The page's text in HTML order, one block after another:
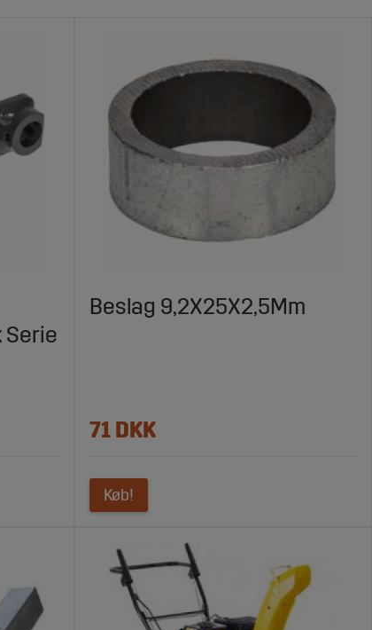
kraftfuldt værktøj, der klarer store mængder sne
sneslynger er bygget til at tåle landbrugets hårde
der sikrer en glat og jævn snerydning.
til at klare landbrugets hårde vinterforhold. 3.
af høj kvalitet og hurtig levering er
Serie
Beslag 9,2X25X2,5Mm
71 DKK
Køb!